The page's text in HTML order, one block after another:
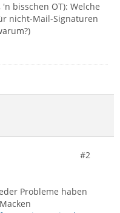
bisschen OT): Welche
nicht-Mail-Signaturen
#2
Probleme haben